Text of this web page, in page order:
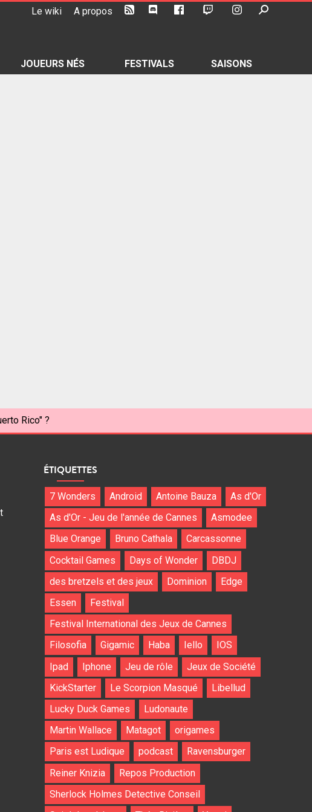
Le wiki A propos
JOUEURS NÉS FESTIVALS SAISONS
Rico" ?
ÉTIQUETTES
7 Wonders Android Antoine Bauza
As d'Or
As d'Or - Jeu de l'année de Cannes
Asmodee
Blue Orange
Bruno Cathala
Carcassonne
Cocktail Games
Days of Wonder
DBDJ
des bretzels et des jeux
Dominion
Edge
Essen
Festival
Festival International des Jeux de Cannes
Filosofia
Gigamic Haba Iello
IOS
Ipad
Iphone Jeu de rôle
Jeux de Société
KickStarter
Le Scorpion Masqué
Libellud
Lucky Duck Games
Ludonaute
Martin Wallace
Matagot
origames
Paris est Ludique
podcast
Ravensburger
Reiner Knizia
Repos Production
Sherlock Holmes Detective Conseil